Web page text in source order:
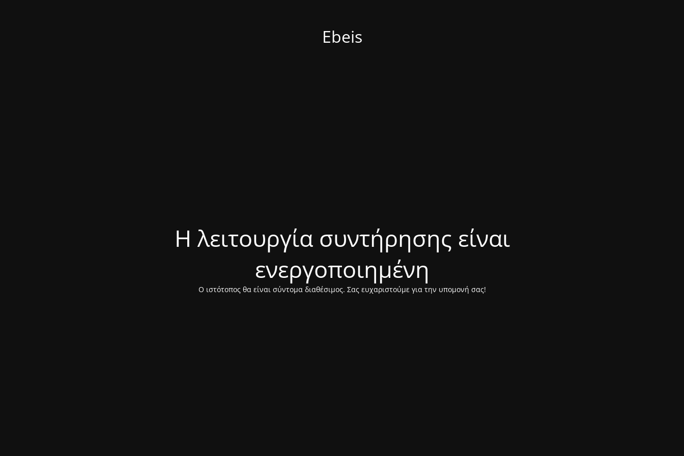
Ebeis
Η λειτουργία συντήρησης είναι
ενεργοποιημένη
Ο ιστότοπος θα είναι σύντομα διαθέσιμος. Σας ευχαριστούμε για την υπομονή σας!